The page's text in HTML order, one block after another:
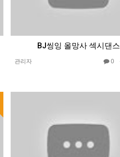
BJ씽잉 올망사 섹시댄스
관리자 0